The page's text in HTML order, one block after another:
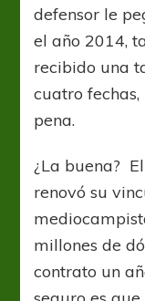
defensor le
el año 2014,
recibido una
cuatro
pena.
¿La buena?
renovó su
millones de
contrato un